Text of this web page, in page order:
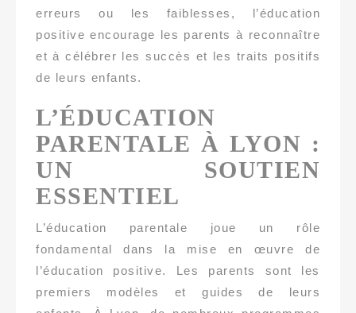
erreurs ou les faiblesses, l’éducation
positive encourage les parents à reconnaître
et à célébrer les succès et les traits positifs
de leurs enfants.
L’ÉDUCATION
PARENTALE À LYON :
UN SOUTIEN
ESSENTIEL
L’éducation parentale joue un rôle
fondamental dans la mise en œuvre de
l’éducation positive. Les parents sont les
premiers modèles et guides de leurs